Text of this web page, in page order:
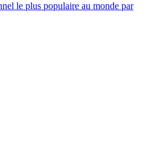
le plus populaire au monde par